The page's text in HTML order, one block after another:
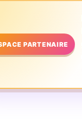
PARTENAIRE